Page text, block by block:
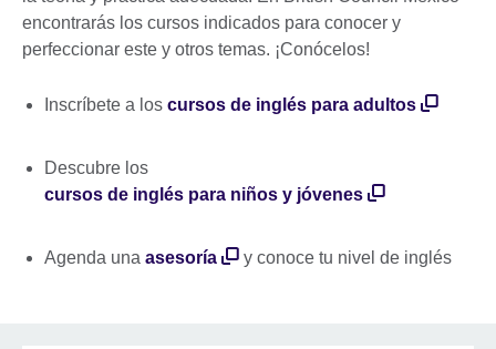
encontrarás los cursos indicados para conocer y
perfeccionar este y otros temas. ¡Conócelos!
Inscríbete a los cursos de inglés para adultos
Descubre los
cursos de inglés para niños y jóvenes
Agenda una asesoría y conoce tu nivel de inglés